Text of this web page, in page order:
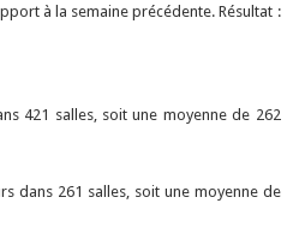
à la semaine précédente. Résultat :
421 salles, soit une moyenne de 262
dans 261 salles, soit une moyenne de